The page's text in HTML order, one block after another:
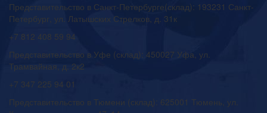
Представительство в Санкт-Петербурге(склад): 193231 Санкт-
Петербург, ул. Латышских Стрелков, д. 31к
+7 812 408 59 94
Представительство в Уфе (склад): 450027 Уфа, ул.
Трамвайная, д. 2к2
+7 347 225 94 01
Представительство в Тюмени (склад): 625001 Тюмень, ул.